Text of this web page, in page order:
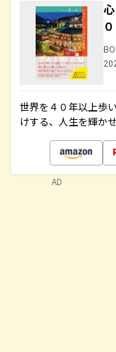
０
世界を４０年以上歩
けする、人生を輝か
AD